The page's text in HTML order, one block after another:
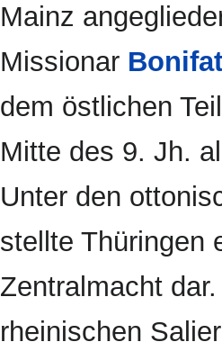
Mainz
Missionar
dem östlichen
Mitte des 9. Jh.
Unter den
stellte Thüringen
Zentralmacht
rheinischen